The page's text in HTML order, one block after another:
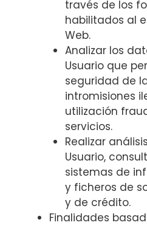
través de los
habilitados al
Web.
Analizar los
Usuario que
seguridad de
intromisiones
utilización
servicios.
Realizar
Usuario,
sistemas de
y ficheros de
y de crédito.
Finalidades